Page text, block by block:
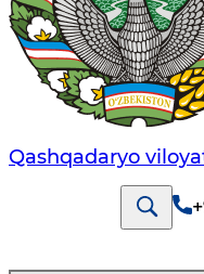
Qashqadaryo